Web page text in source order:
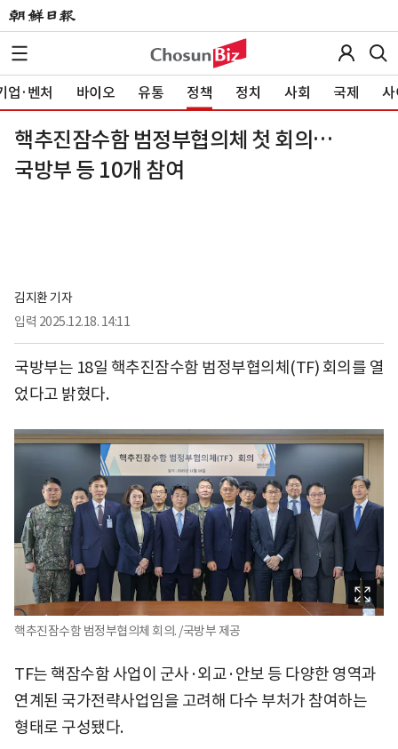
업·벤처 바이오 유통 정책 정치 사회 국제 사
핵추진잠수함 범정부협의체 첫 회의…
국방부 등 10개 참여
김지환 기자
입력 2025.12.18. 14:11
국방부는 18일 핵추진잠수함 범정부협의체(TF) 회의를 열
었다고 밝혔다.
핵추진잠수함 범정부협의체 회의. /국방부 제공
TF는 핵잠수함 사업이 군사·외교·안보 등 다양한 영역과
연계된 국가전략사업임을 고려해 다수 부처가 참여하는
형태로 구성됐다.